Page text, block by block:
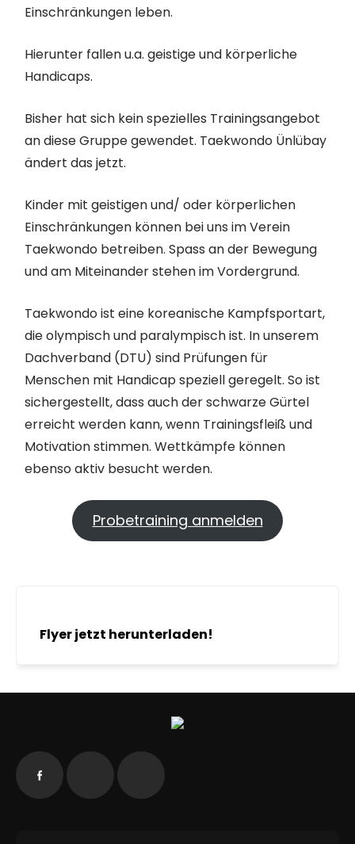
Einschränkungen leben.
Hierunter fallen u.a. geistige und körperliche
Handicaps.
Bisher hat sich kein spezielles Trainingsangebot
an diese Gruppe gewendet. Taekwondo Ünlübay
ändert das jetzt.
Kinder mit geistigen und/ oder körperlichen
Einschränkungen können bei uns im Verein
Taekwondo betreiben. Spass an der Bewegung
und am Miteinander stehen im Vordergrund.
Taekwondo ist eine koreanische Kampfsportart,
die olympisch und paralympisch ist. In unserem
Dachverband (DTU) sind Prüfungen für
Menschen mit Handicap speziell geregelt. So ist
sichergestellt, dass auch der schwarze Gürtel
erreicht werden kann, wenn Trainingsfleiß und
Motivation stimmen. Wettkämpfe können
ebenso aktiv besucht werden.
Probetraining anmelden
Flyer jetzt herunterladen!